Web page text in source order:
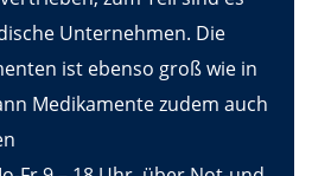
Unternehmen. Die
ist ebenso groß wie in
Medikamente zudem auch